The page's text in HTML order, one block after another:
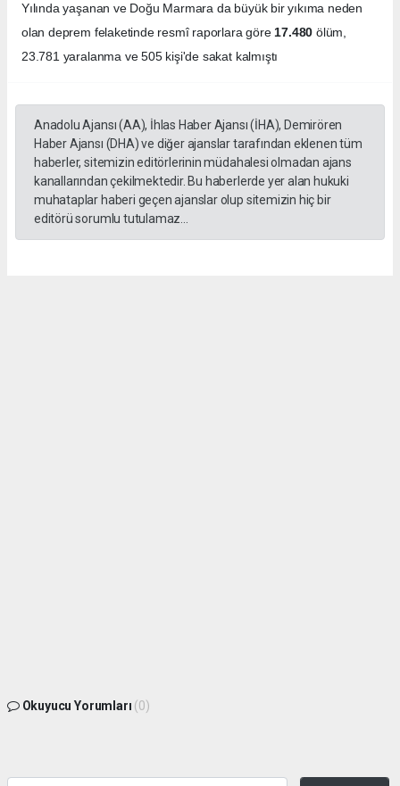
Yılında yaşanan ve Doğu Marmara da büyük bir yıkıma neden
olan deprem felaketinde resmî raporlara göre 17.480 ölüm,
23.781 yaralanma ve 505 kişi'de sakat kalmıştı
Anadolu Ajansı (AA), İhlas Haber Ajansı (İHA), Demirören
Haber Ajansı (DHA) ve diğer ajanslar tarafından eklenen tüm
haberler, sitemizin editörlerinin müdahalesi olmadan ajans
kanallarından çekilmektedir. Bu haberlerde yer alan hukuki
muhataplar haberi geçen ajanslar olup sitemizin hiç bir
editörü sorumlu tutulamaz...
Okuyucu Yorumları (0)